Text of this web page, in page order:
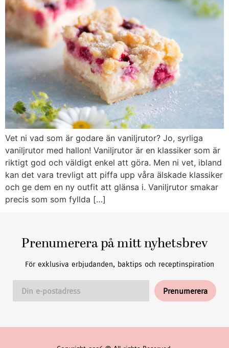
Vet ni vad som är godare än vaniljrutor? Jo, syrliga
vaniljrutor med hallon! Vaniljrutor är en klassiker som är
riktigt god och väldigt enkel att göra. Men ni vet, ibland
kan det vara trevligt att piffa upp våra älskade klassiker
och ge dem en ny outfit att glänsa i. Vaniljrutor smakar
precis som som fyllda […]
Prenumerera på mitt nyhetsbrev
För exklusiva erbjudanden, baktips och receptinspiration